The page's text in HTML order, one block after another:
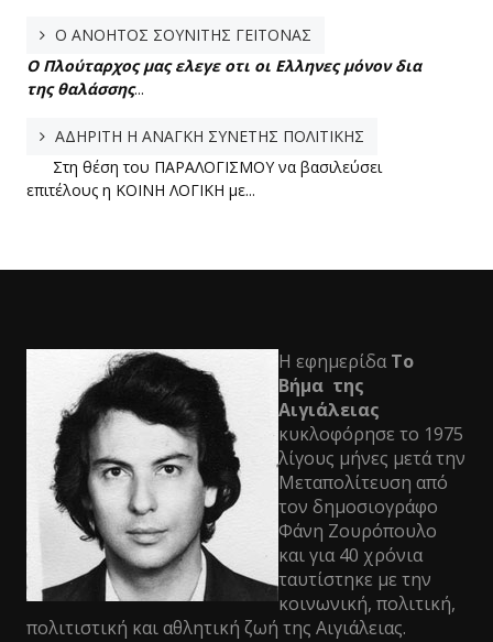
Ο ΑΝΟΗΤΟΣ ΣΟΥΝΙΤΗΣ ΓΕΙΤΟΝΑΣ
Ο Πλούταρχος μας ελεγε οτι οι Ελληνες μόνον δια
της θαλάσσης...
ΑΔΗΡΙΤΗ Η ΑΝΑΓΚΗ ΣΥΝΕΤΗΣ ΠΟΛΙΤΙΚΗΣ
Στη θέση του ΠΑΡΑΛΟΓΙΣΜΟΥ να βασιλεύσει
επιτέλους η ΚΟΙΝΗ ΛΟΓΙΚΗ με...
Η εφημερίδαΤο
Βήμα της
Αιγιάλειας
κυκλοφόρησε το 1975
λίγους μήνες μετά την
Μεταπολίτευση από
τον δημοσιογράφο
Φάνη Ζουρόπουλο
και για 40 χρόνια
ταυτίστηκε με την
κοινωνική, πολιτική,
πολιτιστική και αθλητική ζωή της Αιγιάλειας.